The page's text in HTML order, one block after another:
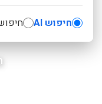
חיפוש AI